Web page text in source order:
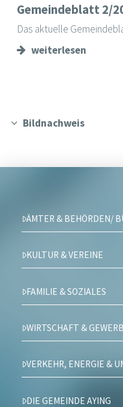
Gemeindeblatt 2/
Das aktuelle
weiterlesen
Bildnachweis
ÄMTER & BEHÖRDEN/
KULTUR & VEREINE
FAMILIE & SOZIALES
WIRTSCHAFT &
VERKEHR, ENERGIE &
DIE GEMEINDE AYING